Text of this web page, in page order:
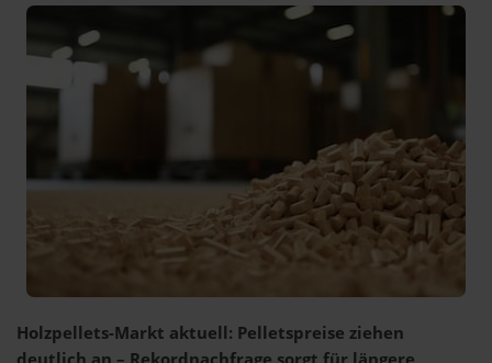
Holzpellets-Markt aktuell: Pelletspreise ziehen